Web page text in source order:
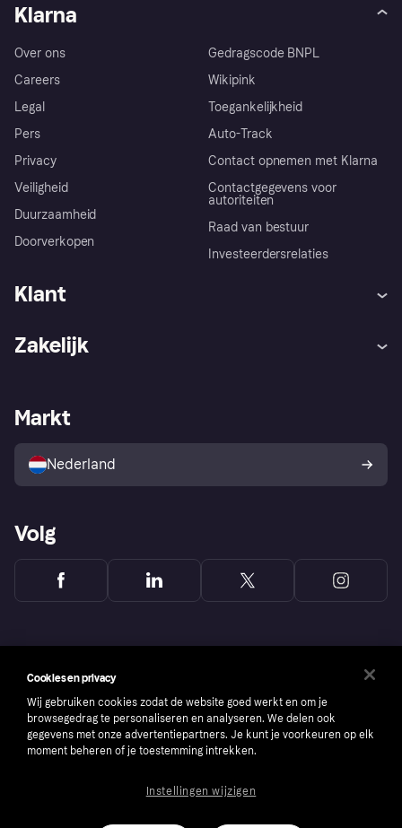
Klarna
Over ons
Careers
Legal
Pers
Privacy
Veiligheid
Duurzaamheid
Doorverkopen
Gedragscode BNPL
Wikipink
Toegankelijkheid
Auto-Track
Contact opnemen met Klarna
Contactgegevens voor
autoriteiten
Raad van bestuur
Investeerdersrelaties
Klant
Winkeloverzicht
Kopersbescherming voor
consumenten
Zakelijk
Zakelijke login
Markt
Nederland
Volg
Cookies en privacy
Wij gebruiken cookies zodat de website goed werkt en om je
browsegedrag te personaliseren en analyseren. We delen ook
gegevens met onze advertentiepartners. Je kunt je voorkeuren op elk
moment beheren of je toestemming intrekken.
Instellingen wijzigen